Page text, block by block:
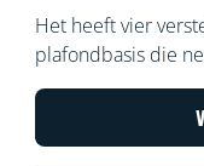
Het heeft vier
plafondbasis die
verlicht je
kleurrijk licht.
lichtscène te